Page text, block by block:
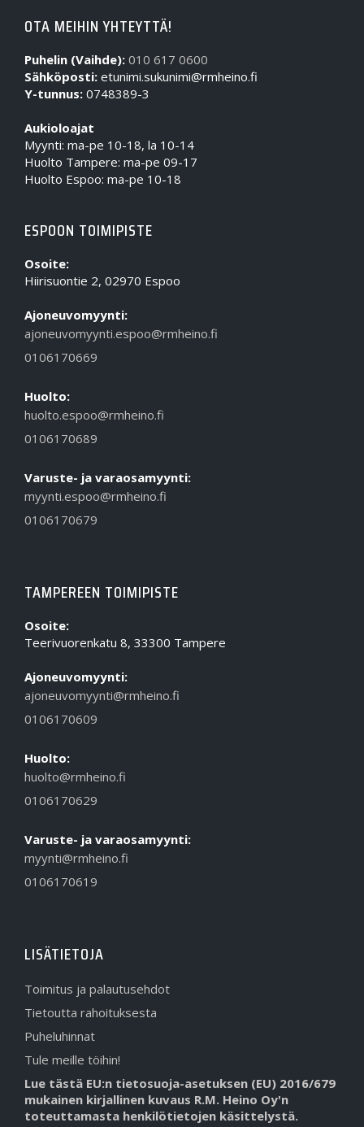
OTA MEIHIN YHTEYTTÄ!
Puhelin (Vaihde): 010 617 0600
Sähköposti: etunimi.sukunimi@rmheino.fi
Y-tunnus: 0748389-3
Aukioloajat
Myynti: ma-pe 10-18, la 10-14
Huolto Tampere: ma-pe 09-17
Huolto Espoo: ma-pe 10-18
ESPOON TOIMIPISTE
Osoite:
Hiirisuontie 2, 02970 Espoo
Ajoneuvomyynti:
ajoneuvomyynti.espoo@rmheino.fi
0106170669
Huolto:
huolto.espoo@rmheino.fi
0106170689
Varuste- ja varaosamyynti:
myynti.espoo@rmheino.fi
0106170679
TAMPEREEN TOIMIPISTE
Osoite:
Teerivuorenkatu 8, 33300 Tampere
Ajoneuvomyynti:
ajoneuvomyynti@rmheino.fi
0106170609
Huolto:
huolto@rmheino.fi
0106170629
Varuste- ja varaosamyynti:
myynti@rmheino.fi
0106170619
LISÄTIETOJA
Toimitus ja palautusehdot
Tietoutta rahoituksesta
Puheluhinnat
Tule meille töihin!
Lue tästä EU:n tietosuoja-asetuksen (EU) 2016/679
mukainen kirjallinen kuvaus R.M. Heino Oy'n
toteuttamasta henkilötietojen käsittelystä.